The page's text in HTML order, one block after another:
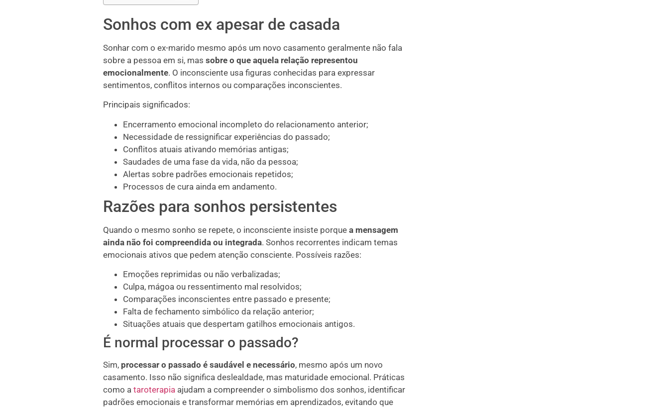
Sonhos com ex apesar de casada
Sonhar com o ex-marido mesmo após um novo casamento geralmente não fala
sobre a pessoa em si, mas sobre o que aquela relação representou
emocionalmente. O inconsciente usa figuras conhecidas para expressar
sentimentos, conflitos internos ou comparações inconscientes.
Principais significados:
Encerramento emocional incompleto do relacionamento anterior;
Necessidade de ressignificar experiências do passado;
Conflitos atuais ativando memórias antigas;
Saudades de uma fase da vida, não da pessoa;
Alertas sobre padrões emocionais repetidos;
Processos de cura ainda em andamento.
Razões para sonhos persistentes
Quando o mesmo sonho se repete, o inconsciente insiste porque a mensagem
ainda não foi compreendida ou integrada. Sonhos recorrentes indicam temas
emocionais ativos que pedem atenção consciente. Possíveis razões:
Emoções reprimidas ou não verbalizadas;
Culpa, mágoa ou ressentimento mal resolvidos;
Comparações inconscientes entre passado e presente;
Falta de fechamento simbólico da relação anterior;
Situações atuais que despertam gatilhos emocionais antigos.
É normal processar o passado?
Sim, processar o passado é saudável e necessário, mesmo após um novo
casamento. Isso não significa deslealdade, mas maturidade emocional. Práticas
como a taroterapiaajudam a compreender o simbolismo dos sonhos, identificar
padrões emocionais e transformar memórias em aprendizados, evitando que